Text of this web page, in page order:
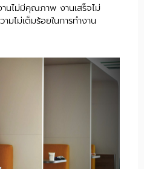
านไม่มีคุณภาพ งานเสร็จไม่
ไม่เต็มร้อยในการทำงาน